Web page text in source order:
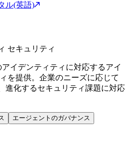
ル(英語)
セキュリティ
イデンティティに対応するアイ
を提供。企業のニーズに応じて
進化するセキュリティ課題に対応
エージェントのガバナンス